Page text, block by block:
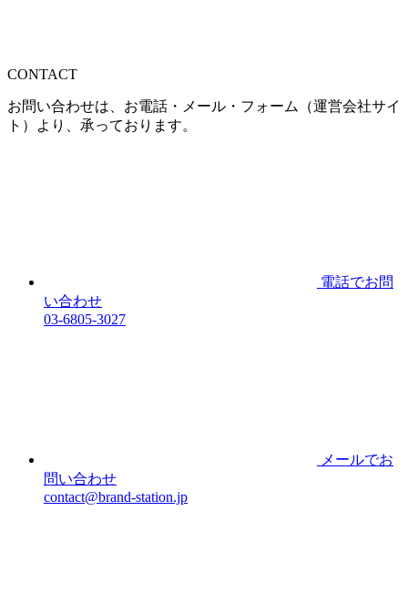
CONTACT
お問い合わせは、お電話・メール・フォーム（運営会社サイ
ト）より、承っております。
電話でお問
い合わせ
03-6805-3027
メールでお
問い合わせ
contact@brand-station.jp